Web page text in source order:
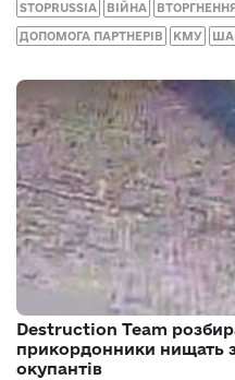
STOPRUSSIA ВІЙНА
ДОПОМОГА ПАРТНЕРІВ КМУ
Destruction Team
прикордонники нищать
окупантів